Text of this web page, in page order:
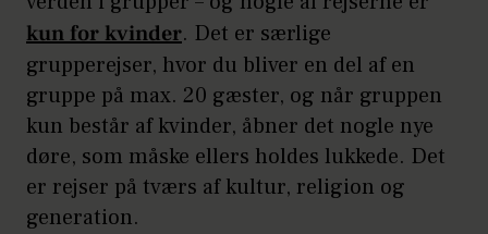
kun for kvinder. Det er særlige
grupperejser, hvor du bliver en del af en
gruppe på max. 20 gæster, og når gruppen
kun består af kvinder, åbner det nogle nye
døre, som måske ellers holdes lukkede. Det
er rejser på tværs af kultur, religion og
generation.